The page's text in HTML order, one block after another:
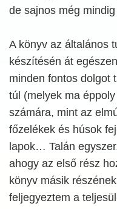
de sajnos még
A könyv az általános
készítésén át
minden fontos dolgot
túl (melyek ma
számára, mint az
főzelékek és húsok
lapok… Talán
ahogy az első rész
könyv másik
feljegyeztem a